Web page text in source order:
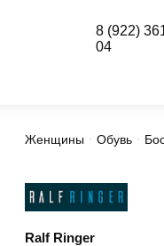
8 (922)
04
Женщины Обувь
Ralf Ringer